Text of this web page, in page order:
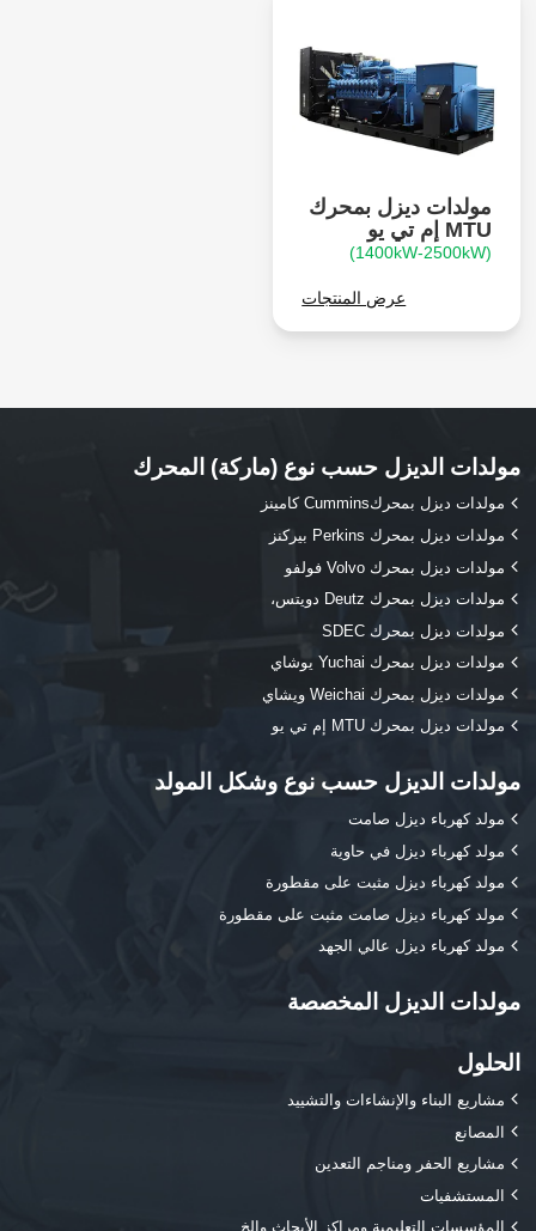
مولدات ديزل بمحرك
MTU إم تي يو
(1400kW-2500kW)
عرض المنتجات
مولدات الديزل حسب نوع (ماركة) المحرك
مولدات ديزل بمحركCummins كامينز
مولدات ديزل بمحرك Perkins بيركنز
مولدات ديزل بمحرك Volvo فولفو
مولدات ديزل بمحرك Deutz دويتس،
مولدات ديزل بمحرك SDEC
مولدات ديزل بمحرك Yuchai يوشاي
مولدات ديزل بمحرك Weichai ويشاي
مولدات ديزل بمحرك MTU إم تي يو
مولدات الديزل حسب نوع وشكل المولد
مولد كهرباء ديزل صامت
مولد كهرباء ديزل في حاوية
مولد كهرباء ديزل مثبت على مقطورة
مولد كهرباء ديزل صامت مثبت على مقطورة
مولد كهرباء ديزل عالي الجهد
مولدات الديزل المخصصة
الحلول
مشاريع البناء والإنشاءات والتشييد
المصانع
مشاريع الحفر ومناجم التعدين
المستشفيات
المؤسسات التعليمية ومراكز الأبحاث وإلخ